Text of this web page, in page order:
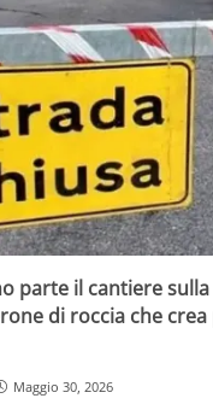
parte il cantiere sulla
di roccia che
Maggio 30, 2026